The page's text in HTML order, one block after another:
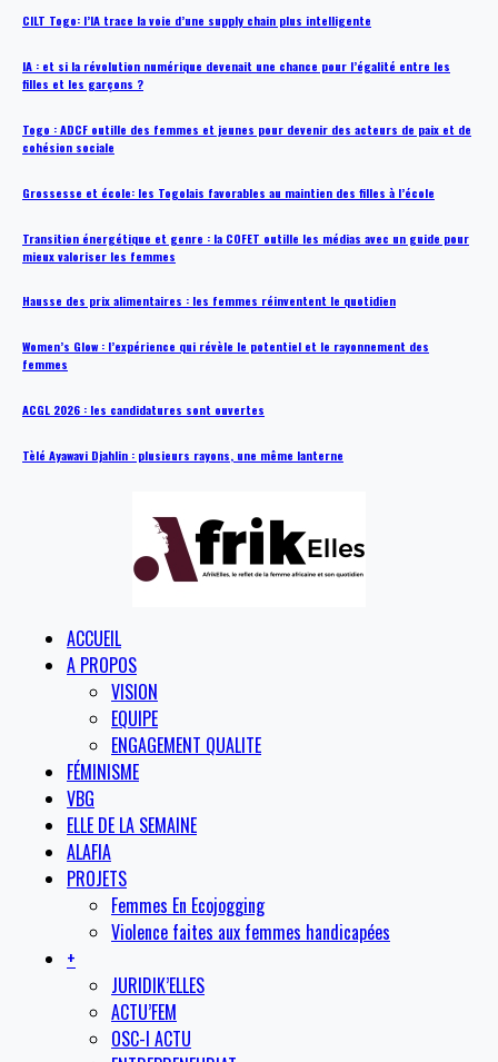
CILT Togo: l’IA trace la voie d’une supply chain plus intelligente
IA : et si la révolution numérique devenait une chance pour l’égalité entre les
filles et les garçons ?
Togo : ADCF outille des femmes et jeunes pour devenir des acteurs de paix et de
cohésion sociale
Grossesse et école: les Togolais favorables au maintien des filles à l’école
Transition énergétique et genre : la COFET outille les médias avec un guide pour
mieux valoriser les femmes
Hausse des prix alimentaires : les femmes réinventent le quotidien
Women’s Glow : l’expérience qui révèle le potentiel et le rayonnement des
femmes
ACGL 2026 : les candidatures sont ouvertes
Tèlé Ayawavi Djahlin : plusieurs rayons, une même lanterne
ACCUEIL
A PROPOS
VISION
EQUIPE
ENGAGEMENT QUALITE
FÉMINISME
VBG
ELLE DE LA SEMAINE
ALAFIA
PROJETS
Femmes En Ecojogging
Violence faites aux femmes handicapées
+
JURIDIK’ELLES
ACTU’FEM
OSC-I ACTU